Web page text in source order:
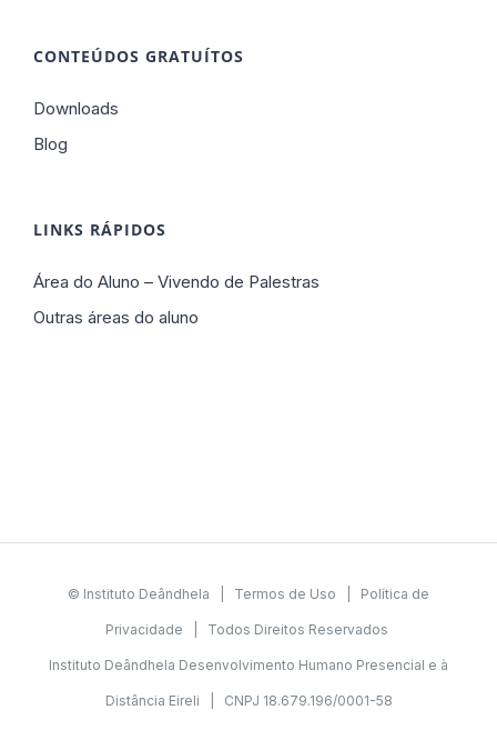
CONTEÚDOS GRATUÍTOS
Downloads
Blog
LINKS RÁPIDOS
Área do Aluno – Vivendo de Palestras
Outras áreas do aluno
© Instituto Deândhela | Termos de Uso Política de
Privacidade | Todos Direitos Reservados
Instituto Deândhela Desenvolvimento Humano Presencial e à
Distância Eireli | CNPJ 18.679.196/0001-58